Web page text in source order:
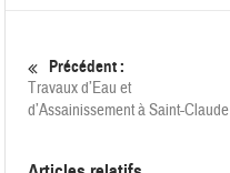
Précédent :
Travaux d’Eau et
d’Assainissement à Saint-Claude